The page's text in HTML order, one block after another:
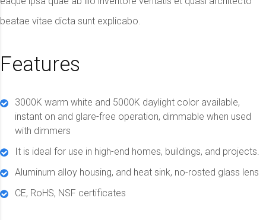
beatae vitae dicta sunt explicabo.
Features
3000K warm white and 5000K daylight color available,
instant on and glare-free operation, dimmable when used
with dimmers
It is ideal for use in high-end homes, buildings, and projects.
Aluminum alloy housing, and heat sink, no-rosted glass lens
CE, RoHS, NSF certificates